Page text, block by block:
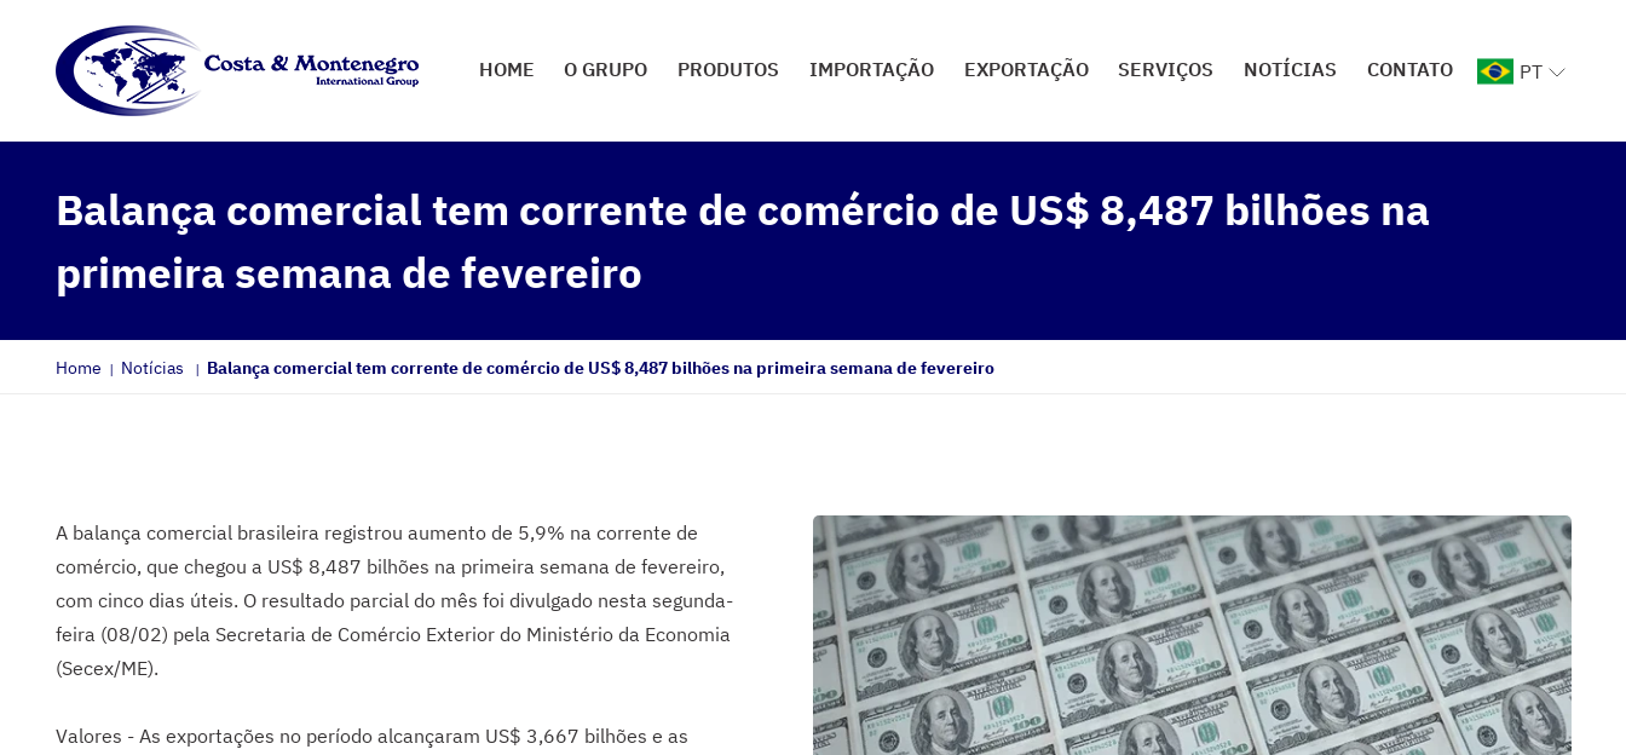
HOME O GRUPO PRODUTOS IMPORTAÇÃO EXPORTAÇÃO SERVIÇOS NOTÍCIAS CONTATO PT
Balança comercial tem corrente de comércio de US$ 8,487 bilhões na
primeira semana de fevereiro
Home Notícias Balança comercial tem corrente de comércio de US$ 8,487 bilhões na primeira semana de fevereiro
A balança comercial brasileira registrou aumento de 5,9% na corrente de
comércio, que chegou a US$ 8,487 bilhões na primeira semana de fevereiro,
com cinco dias úteis. O resultado parcial do mês foi divulgado nesta segunda-
feira (08/02) pela Secretaria de Comércio Exterior do Ministério da Economia
(Secex/ME).
Valores - As exportações no período alcançaram US$ 3,667 bilhões e as